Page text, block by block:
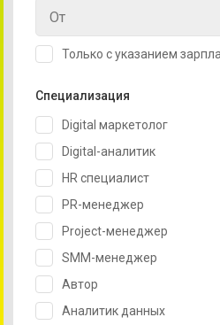
Только с указанием
Специализация
Digital маркетолог
Digital-аналитик
HR специалист
PR-менеджер
Project-менеджер
SMM-менеджер
Автор
Аналитик данных